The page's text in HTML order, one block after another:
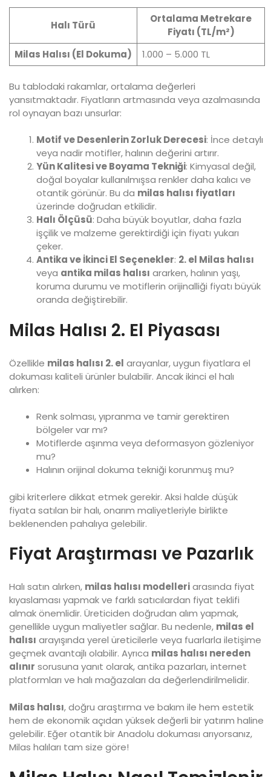
Halı Türü
Ortalama Metrekare
Fiyatı (TL/m²)
Milas Halısı (El Dokuma)
1.000 – 5.000 TL
Bu tablodaki rakamlar, ortalama değerleri
yansıtmaktadır. Fiyatların artmasında veya azalmasında
rol oynayan bazı unsurlar:
Motif ve Desenlerin Zorluk Derecesi: İnce detaylı
veya nadir motifler, halının değerini artırır.
Yün Kalitesi ve Boyama Tekniği: Kimyasal değil,
doğal boyalar kullanılmışsa renkler daha kalıcı ve
otantik görünür. Bu da milas halısı fiyatları
üzerinde doğrudan etkilidir.
Halı Ölçüsü: Daha büyük boyutlar, daha fazla
işçilik ve malzeme gerektirdiği için fiyatı yukarı
çeker.
Antika ve İkinci El Seçenekler: 2. el Milas halısı
veya antika milas halısı ararken, halının yaşı,
koruma durumu ve motiflerin orijinalliği fiyatı büyük
oranda değiştirebilir.
Milas Halısı 2. El Piyasası
Özellikle milas halısı 2. el arayanlar, uygun fiyatlara el
dokuması kaliteli ürünler bulabilir. Ancak ikinci el halı
alırken:
Renk solması, yıpranma ve tamir gerektiren
bölgeler var mı?
Motiflerde aşınma veya deformasyon gözleniyor
mu?
Halının orijinal dokuma tekniği korunmuş mu?
gibi kriterlere dikkat etmek gerekir. Aksi halde düşük
fiyata satılan bir halı, onarım maliyetleriyle birlikte
beklenenden pahalıya gelebilir.
Fiyat Araştırması ve Pazarlık
Halı satın alırken, milas halısı modelleriarasında fiyat
kıyaslaması yapmak ve farklı satıcılardan fiyat teklifi
almak önemlidir. Üreticiden doğrudan alım yapmak,
genellikle uygun maliyetler sağlar. Bu nedenle, milas el
halısı arayışında yerel üreticilerle veya fuarlarla iletişime
geçmek avantajlı olabilir. Ayrıca milas halısı nereden
alınır sorusuna yanıt olarak, antika pazarları, internet
platformları ve halı mağazaları da değerlendirilmelidir.
Milas halısı, doğru araştırma ve bakım ile hem estetik
hem de ekonomik açıdan yüksek değerli bir yatırım haline
gelebilir. Eğer otantik bir Anadolu dokuması arıyorsanız,
Milas halıları tam size göre!